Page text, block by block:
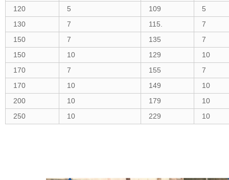
120
5 109
5
130
7 115.
7
150
7 135
7
150
10 129
10
170
7 155
7
170
10 149
10
200
10 179
10
250
10 229 10